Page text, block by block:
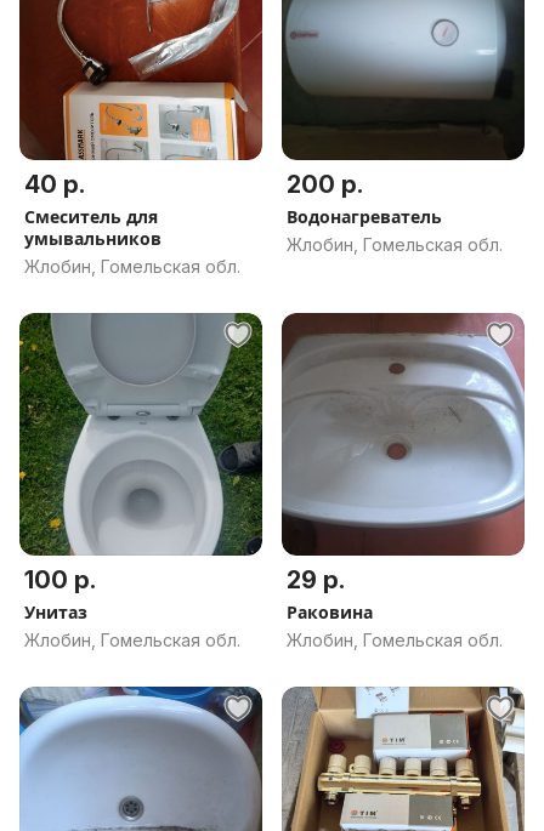
40 р.
Смеситель для
умывальников
Жлобин, Гомельская обл.
200 р.
Водонагреватель
Жлобин, Гомельская обл.
100 р.
Унитаз
Жлобин, Гомельская обл.
29 р.
Раковина
Жлобин, Гомельская обл.